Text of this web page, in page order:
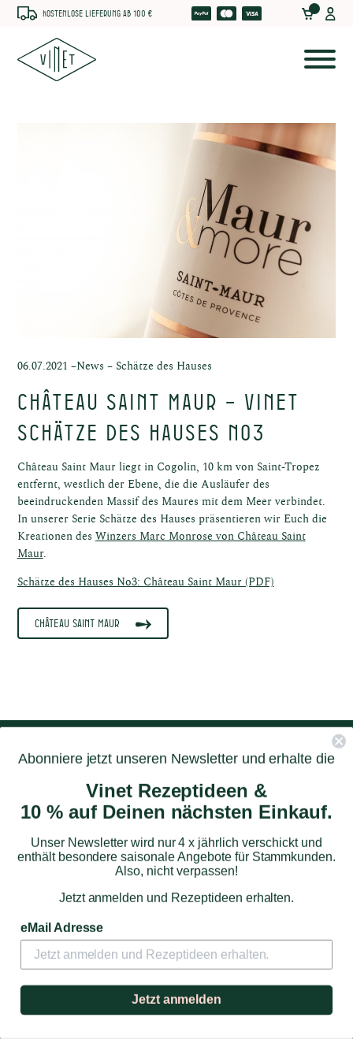
Kostenlose Lieferung ab 100 €
06.07.2021 –News – Schätze des Hauses
Château Saint Maur – Vinet
Schätze des Hauses No3
Château Saint Maur liegt in Cogolin, 10 km von Saint-Tropez
entfernt, westlich der Ebene, die die Ausläufer des
beeindruckenden Massif des Maures mit dem Meer verbindet.
In unserer Serie Schätze des Hauses präsentieren wir Euch die
Kreationen des Winzers Marc Monrose von Château Saint
Maur.
Schätze des Hauses No3: Château Saint Maur (PDF)
Château Saint Maur
Datenschutz
Versand & Zahlung
Widerrufsbelehrung
Branding & Website–blockundstift.de
Abonniere jetzt unseren Newsletter und erhalte die
Vinet Rezeptideen &
10 % auf Deinen nächsten Einkauf.
Unser Newsletter wird nur 4 x jährlich verschickt und
enthält besondere saisonale Angebote für Stammkunden.
Also, nicht verpassen!
Jetzt anmelden und Rezeptideen erhalten.
eMail Adresse
Jetzt anmelden